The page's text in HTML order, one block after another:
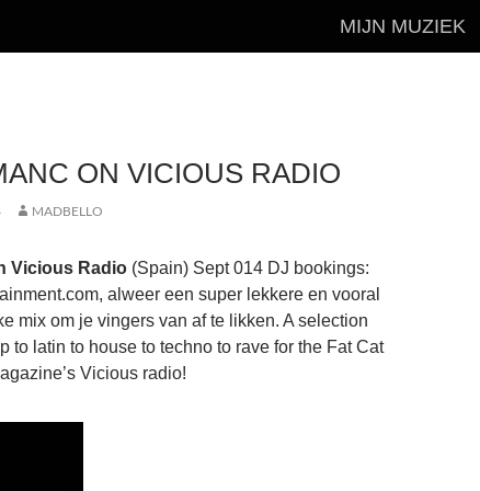
MIJN MUZIEK
ON VICIOUS RADIO
MADBELLO
Vicious Radio (Spain) Sept 014 DJ bookings:
alweer een super lekkere en vooral
mix om je vingers van af te likken. A selection
to latin to house to techno to rave for the Fat Cat
Vicious radio!